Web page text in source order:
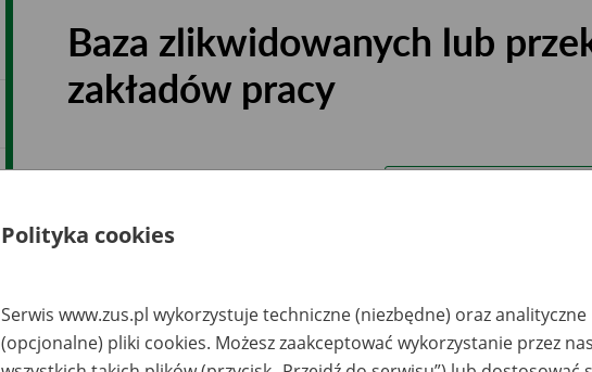
Baza zlikwidowanych lub
zakładów pracy
Wszystkie uwagi można przesyłać poprzez
Wyświetl wszystkie
Polityka cookies
Serwis www.zus.pl wykorzystuje techniczne (niezbędne) oraz analityczne
(opcjonalne) pliki cookies. Możesz zaakceptować wykorzystanie przez nas